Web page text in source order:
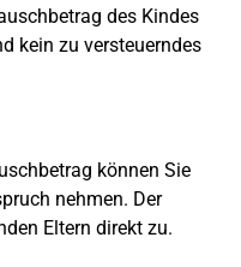
des Kindes
kein zu versteuerndes
können Sie
nehmen. Der
Eltern direkt zu.